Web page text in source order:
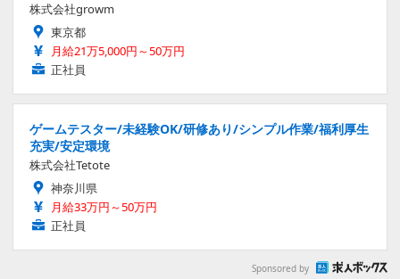
株式会社growm
東京都
月給21万5,000円～50万円
正社員
ゲームテスター/未経験OK/研修あり/シンプル作業/福利厚生
充実/安定環境
株式会社Tetote
神奈川県
月給33万円～50万円
正社員
Sponsored by